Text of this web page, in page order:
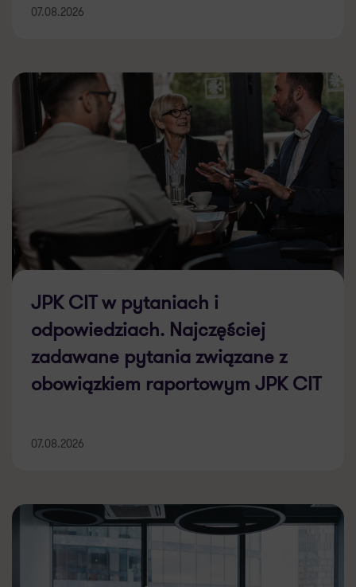
07.08.2026
JPK CIT w pytaniach i
odpowiedziach. Najczęściej
zadawane pytania związane z
obowiązkiem raportowym JPK CIT
07.08.2026